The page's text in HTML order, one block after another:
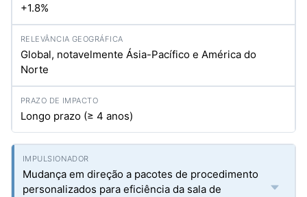
+1.8%
Global, notavelmente Ásia-Pacífico e América do
Norte
Longo prazo (≥ 4 anos)
Mudança em direção a pacotes de procedimento
personalizados para eficiência da sala de